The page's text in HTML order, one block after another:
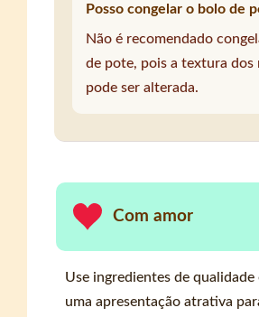
Posso congelar o bolo de
Não é recomendado
de pote, pois a textura dos
pode ser alterada.
Com amor
Use ingredientes de qualidade
uma apresentação atrativa